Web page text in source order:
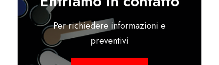
Per richiedere informazioni e
preventivi